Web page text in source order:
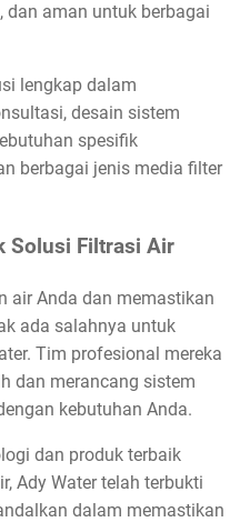
dan aman untuk berbagai
lengkap dalam
desain sistem
spesifik
berbagai jenis media filter
Solusi Filtrasi Air
air Anda dan memastikan
ada salahnya untuk
Tim profesional mereka
dan merancang sistem
kebutuhan Anda.
dan produk terbaik
Ady Water telah terbukti
dalam memastikan